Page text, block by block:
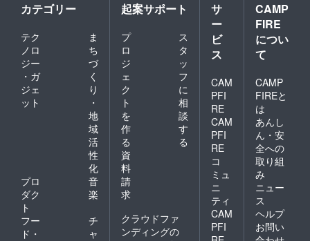
カテゴリー
テク
ノロ
ジー
・ガ
ジェ
ット
ま
ち
づ
く
り
・
地
域
活
性
化
プロ
ダク
ト
音
楽
フー
ド・
チ
ャ
起案サポート
プ
ロ
ジ
ェ
ク
ト
を
作
る
ス
タ
ッ
フ
に
相
談
す
る
資
料
請
求
クラウドファ
ンディングの
サ
ー
ビ
ス
CAM
PFI
RE
CAM
PFI
RE
コ
ミュ
ニ
ティ
CAM
PFI
CAMP
FIRE
につい
て
CAMP
FIREと
は
あんし
ん・安
全への
取り組
み
ニュー
ス
ヘルプ
お問い